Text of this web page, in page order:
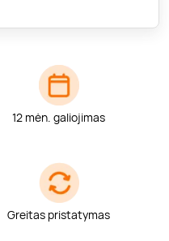
12 mėn. galiojimas
Greitas pristatymas